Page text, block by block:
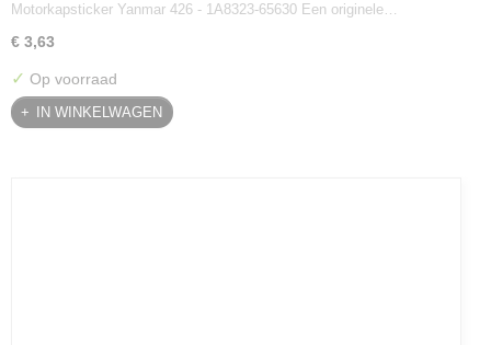
Motorkapsticker Yanmar 426 - 1A8323-65630 Een originele…
€ 3,63
✓ Op voorraad
IN WINKELWAGEN